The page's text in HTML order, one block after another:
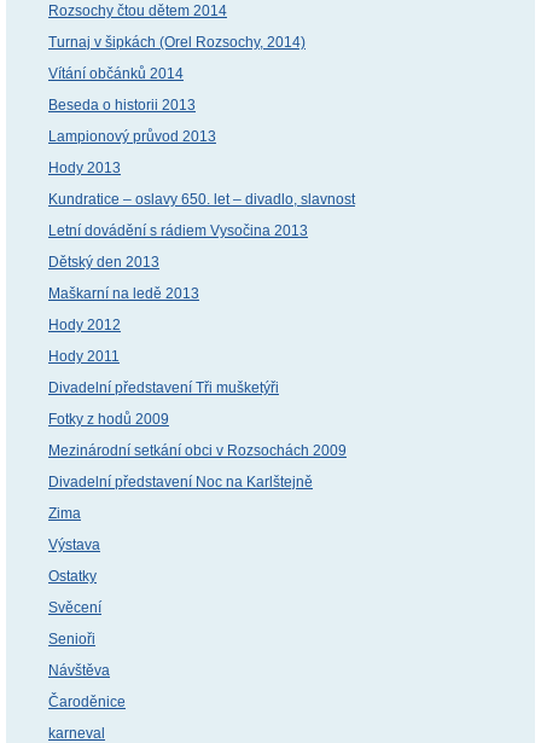
Rozsochy čtou dětem 2014
Turnaj v šipkách (Orel Rozsochy, 2014)
Vítání občánků 2014
Beseda o historii 2013
Lampionový průvod 2013
Hody 2013
Kundratice – oslavy 650. let – divadlo, slavnost
Letní dovádění s rádiem Vysočina 2013
Dětský den 2013
Maškarní na ledě 2013
Hody 2012
Hody 2011
Divadelní představení Tři mušketýři
Fotky z hodů 2009
Mezinárodní setkání obci v Rozsochách 2009
Divadelní představení Noc na Karlštejně
Zima
Výstava
Ostatky
Svěcení
Senioři
Návštěva
Čaroděnice
karneval